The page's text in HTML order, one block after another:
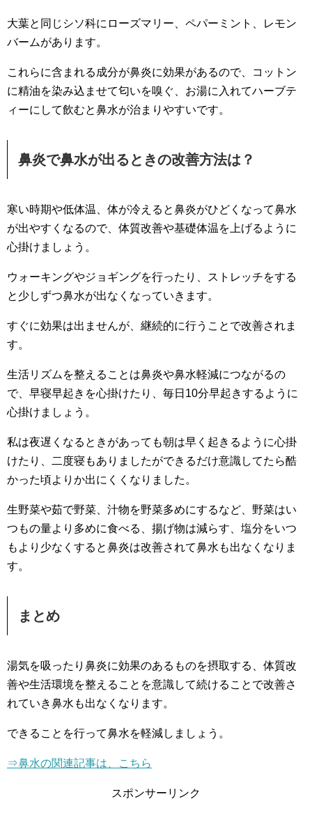
大葉と同じシソ科にローズマリー、ペパーミント、レモン
バームがあります。
これらに含まれる成分が鼻炎に効果があるので、コットン
に精油を染み込ませて匂いを嗅ぐ、お湯に入れてハーブテ
ィーにして飲むと鼻水が治まりやすいです。
鼻炎で鼻水が出るときの改善方法は？
寒い時期や低体温、体が冷えると鼻炎がひどくなって鼻水
が出やすくなるので、体質改善や基礎体温を上げるように
心掛けましょう。
ウォーキングやジョギングを行ったり、ストレッチをする
と少しずつ鼻水が出なくなっていきます。
すぐに効果は出ませんが、継続的に行うことで改善されま
す。
生活リズムを整えることは鼻炎や鼻水軽減につながるの
で、早寝早起きを心掛けたり、毎日10分早起きするように
心掛けましょう。
私は夜遅くなるときがあっても朝は早く起きるように心掛
けたり、二度寝もありましたができるだけ意識してたら酷
かった頃よりか出にくくなりました。
生野菜や茹で野菜、汁物を野菜多めにするなど、野菜はい
つもの量より多めに食べる、揚げ物は減らす、塩分をいつ
もより少なくすると鼻炎は改善されて鼻水も出なくなりま
す。
まとめ
湯気を吸ったり鼻炎に効果のあるものを摂取する、体質改
善や生活環境を整えることを意識して続けることで改善さ
れていき鼻水も出なくなります。
できることを行って鼻水を軽減しましょう。
⇒鼻水の関連記事は、こちら
スポンサーリンク